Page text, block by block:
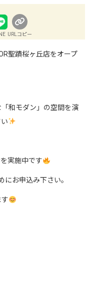
URLコピー
聖蹟桜ヶ丘店をオープ
和モダン」の空間を演
実施中です
お申込み下さい。